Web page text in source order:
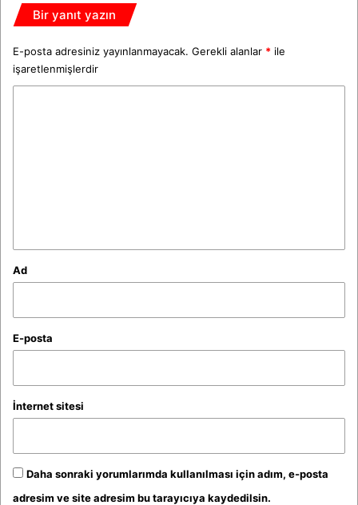
Bir yanıt yazın
E-posta adresiniz yayınlanmayacak. Gerekli alanlar * ile
işaretlenmişlerdir
Ad
E-posta
İnternet sitesi
Daha sonraki yorumlarımda kullanılması için adım, e-posta
adresim ve site adresim bu tarayıcıya kaydedilsin.